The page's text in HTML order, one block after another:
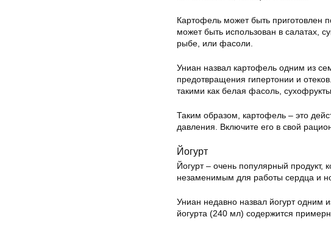
Картофель может быть приготовлен
может быть использован в салатах,
рыбе, или фасоли.
Униан назвал картофель одним из
предотвращения гипертонии и
такими как белая фасоль,
Таким образом, картофель – это
давления. Включите его в свой
Йогурт
Йогурт – очень популярный продукт,
незаменимым для работы сердца и
Униан недавно назвал йогурт одним
йогурта (240 мл) содержится